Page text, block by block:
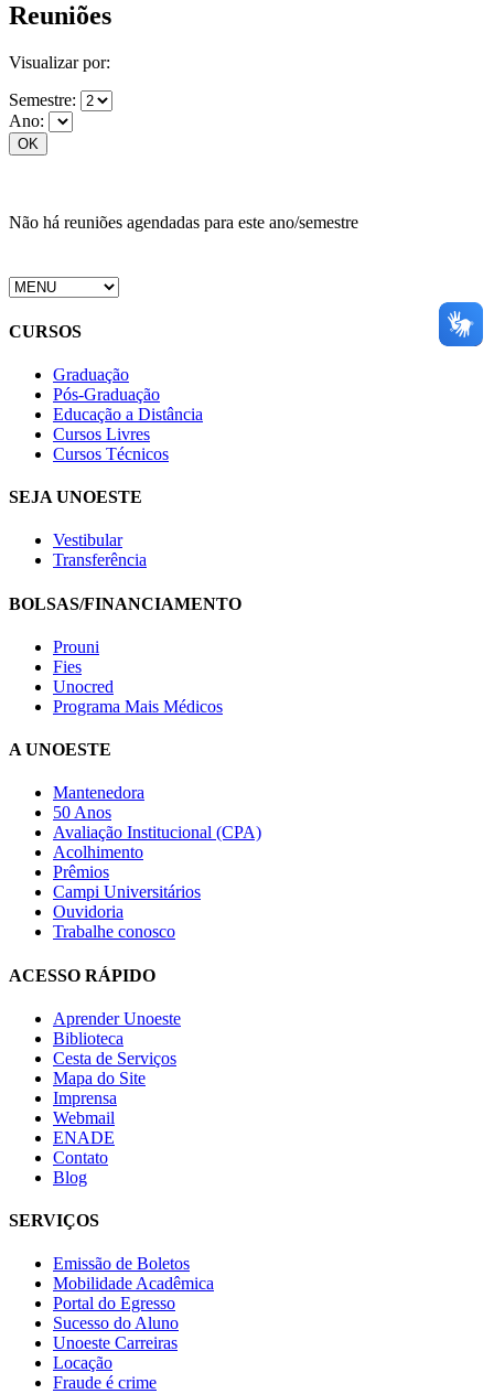
Reuniões
Visualizar por:
Semestre:
Ano:
Não há reuniões agendadas para este ano/semestre
CURSOS
Graduação
Pós-Graduação
Educação a Distância
Cursos Livres
Cursos Técnicos
SEJA UNOESTE
Vestibular
Transferência
BOLSAS/FINANCIAMENTO
Prouni
Fies
Unocred
Programa Mais Médicos
A UNOESTE
Mantenedora
50 Anos
Avaliação Institucional (CPA)
Acolhimento
Prêmios
Campi Universitários
Ouvidoria
Trabalhe conosco
ACESSO RÁPIDO
Aprender Unoeste
Biblioteca
Cesta de Serviços
Mapa do Site
Imprensa
Webmail
ENADE
Contato
Blog
SERVIÇOS
Emissão de Boletos
Mobilidade Acadêmica
Portal do Egresso
Sucesso do Aluno
Unoeste Carreiras
Locação
Fraude é crime